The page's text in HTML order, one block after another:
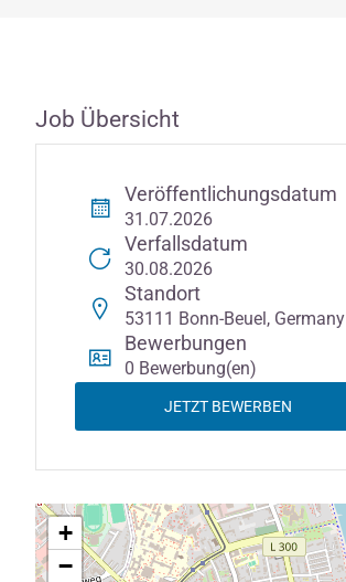
Job Übersicht
Veröffentlichungsdatum
31.07.2026
Verfallsdatum
30.08.2026
Standort
53111 Bonn-Beuel, Germany
Bewerbungen
0 Bewerbung(en)
JETZT BEWERBEN
+
−